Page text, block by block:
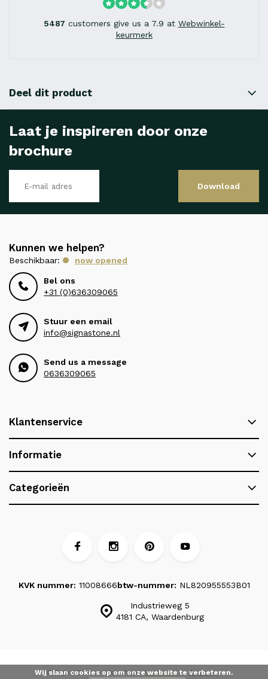
5487 customers give us a 7.9 at Webwinkel-
keurmerk
Deel dit product
Laat je inspireren door onze
brochure
Download
Kunnen we helpen?
Beschikbaar: now opened
Bel ons
+31 (0)636309065
Stuur een email
info@signastone.nl
Send us a message
0636309065
Klantenservice
Informatie
Categorieën
Industrieweg 5
4181 CA, Waardenburg
KVK nummer: 11008666btw-nummer: NL820955553B01
© Signa Stone- Webshop: Emarkable Sitemap
Wij slaan cookies op om onze website te verbeteren.